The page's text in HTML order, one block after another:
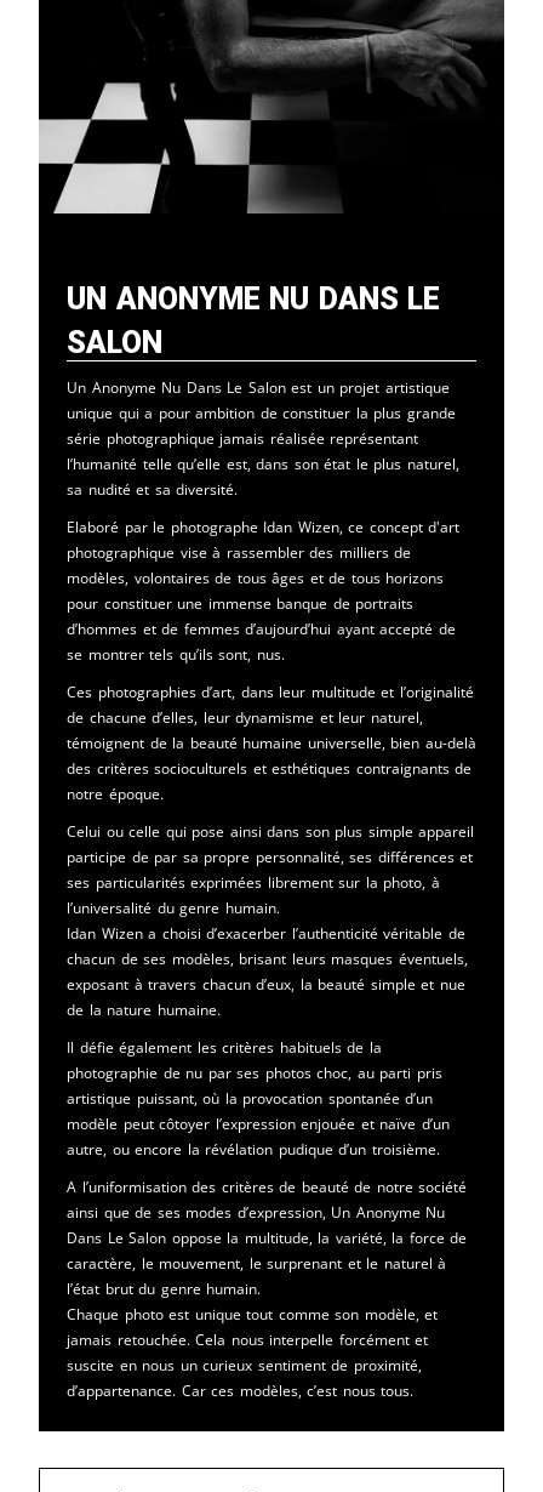
Un Anonyme Nu Dans Le
Salon
Un Anonyme Nu Dans Le Salon est un projet artistique
unique qui a pour ambition de constituer la plus grande
série photographique jamais réalisée représentant
l’humanité telle qu’elle est, dans son état le plus naturel,
sa nudité et sa diversité.
Elaboré par le photographe Idan Wizen, ce concept d'art
photographique vise à rassembler des milliers de
modèles, volontaires de tous âges et de tous horizons
pour constituer une immense banque de portraits
d’hommes et de femmes d’aujourd’hui ayant accepté de
se montrer tels qu’ils sont, nus.
Ces photographies d’art, dans leur multitude et l’originalité
de chacune d’elles, leur dynamisme et leur naturel,
témoignent de la beauté humaine universelle, bien au-delà
des critères socioculturels et esthétiques contraignants de
notre époque.
Celui ou celle qui pose ainsi dans son plus simple appareil
participe de par sa propre personnalité, ses différences et
ses particularités exprimées librement sur la photo, à
l’universalité du genre humain.
Idan Wizen a choisi d’exacerber l’authenticité véritable de
chacun de ses modèles, brisant leurs masques éventuels,
exposant à travers chacun d’eux, la beauté simple et nue
de la nature humaine.
Il défie également les critères habituels de la
photographie de nu par ses photos choc, au parti pris
artistique puissant, où la provocation spontanée d’un
modèle peut côtoyer l’expression enjouée et naïve d’un
autre, ou encore la révélation pudique d’un troisième.
A l’uniformisation des critères de beauté de notre société
ainsi que de ses modes d’expression, Un Anonyme Nu
Dans Le Salon oppose la multitude, la variété, la force de
caractère, le mouvement, le surprenant et le naturel à
l’état brut du genre humain.
Chaque photo est unique tout comme son modèle, et
jamais retouchée. Cela nous interpelle forcément et
suscite en nous un curieux sentiment de proximité,
d’appartenance. Car ces modèles, c’est nous tous.